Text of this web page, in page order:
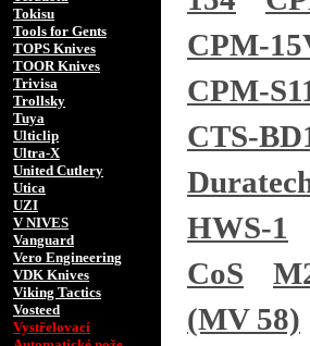
Tokisu
Tools for Gents
TOPS Knives
TOOR Knives
Trivisa
Trollsky
Tuya
Ulticlip
Ultra-X
United Cutlery
Utica
UZI
V NIVES
Vanguard
Vero Engineering
VDK Knives
Viking Tactics
Vosteed
Vystřelovací
CPM-
CPM-
CTS-
HWS-1
CoS
(MV 58)